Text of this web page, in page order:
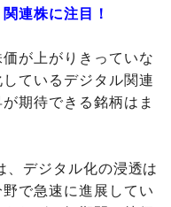
連株に注目！
が上がりきっていな
ているデジタル関連
期待できる銘柄はま
、デジタル化の浸透は
で急速に進展してい